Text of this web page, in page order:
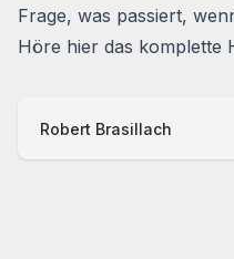
Frage, was passiert,
Höre hier das komplette
Robert Brasillach